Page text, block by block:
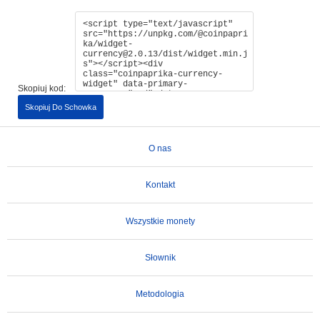
Skopiuj kod:
Skopiuj Do Schowka
O nas
Kontakt
Wszystkie monety
Słownik
Metodologia